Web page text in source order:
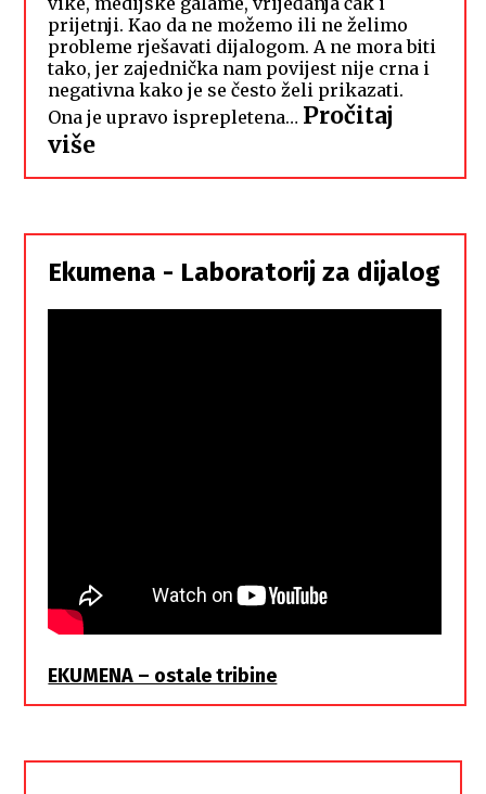
prijetnji. Kao da ne možemo ili ne želimo
probleme rješavati dijalogom. A ne mora biti
tako, jer zajednička nam povijest nije crna i
negativna kako je se često želi prikazati.
Ona je upravo isprepletena… Pročitaj
više:
Hrvati
Srbi,
istorodna
braća
Ekumena - Laboratorij za dijalog
EKUMENA – ostale tribine